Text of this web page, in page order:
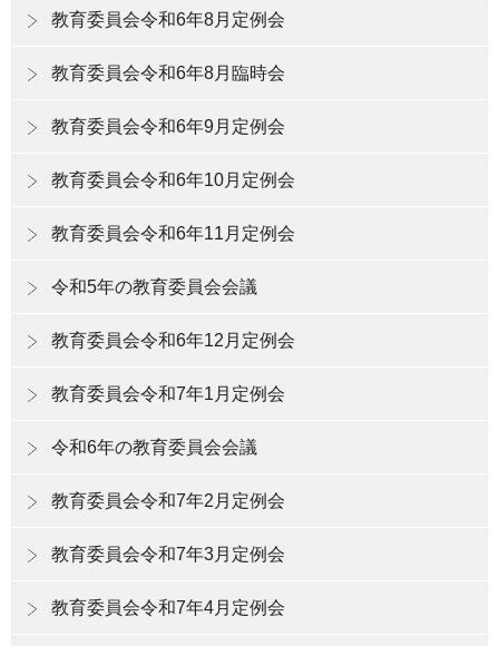
教育委員会令和6年8月定例会
教育委員会令和6年8月臨時会
教育委員会令和6年9月定例会
教育委員会令和6年10月定例会
教育委員会令和6年11月定例会
令和5年の教育委員会会議
教育委員会令和6年12月定例会
教育委員会令和7年1月定例会
令和6年の教育委員会会議
教育委員会令和7年2月定例会
教育委員会令和7年3月定例会
教育委員会令和7年4月定例会